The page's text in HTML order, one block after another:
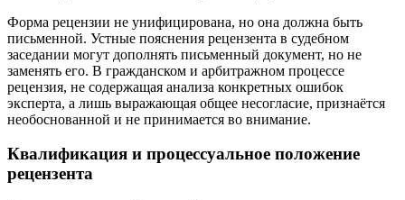
Форма рецензии не унифицирована, но она должна быть
письменной. Устные пояснения рецензента в судебном
заседании могут дополнять письменный документ, но не
заменять его. В гражданском и арбитражном процессе
рецензия, не содержащая анализа конкретных ошибок
эксперта, а лишь выражающая общее несогласие, признаётся
необоснованной и не принимается во внимание.
Квалификация и процессуальное положение
рецензента